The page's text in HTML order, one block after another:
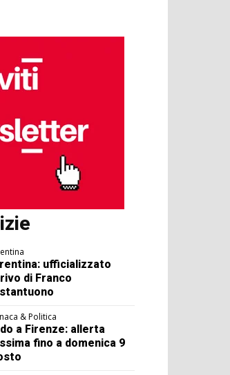
ufficializzato
di Franco
& Politica
a Firenze: allerta
fino a domenica 9